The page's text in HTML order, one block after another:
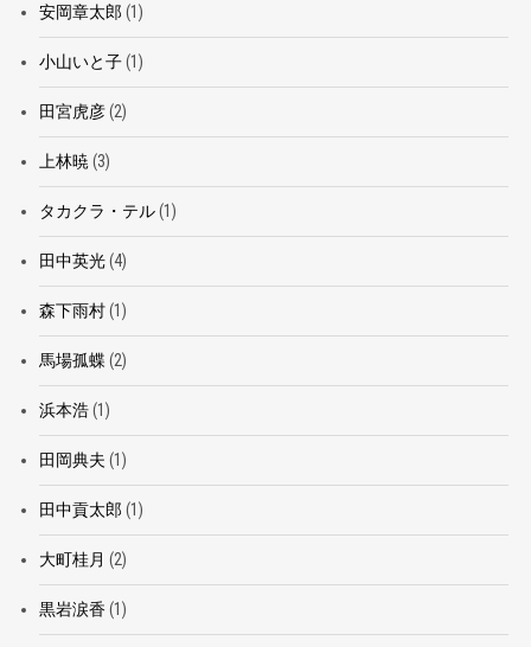
安岡章太郎 (1)
小山いと子(1)
田宮虎彦(2)
上林暁 (3)
タカクラ・テル(1)
田中英光(4)
森下雨村(1)
馬場孤蝶 (2)
浜本浩(1)
田岡典夫 (1)
田中貢太郎 (1)
大町桂月 (2)
黒岩涙香(1)